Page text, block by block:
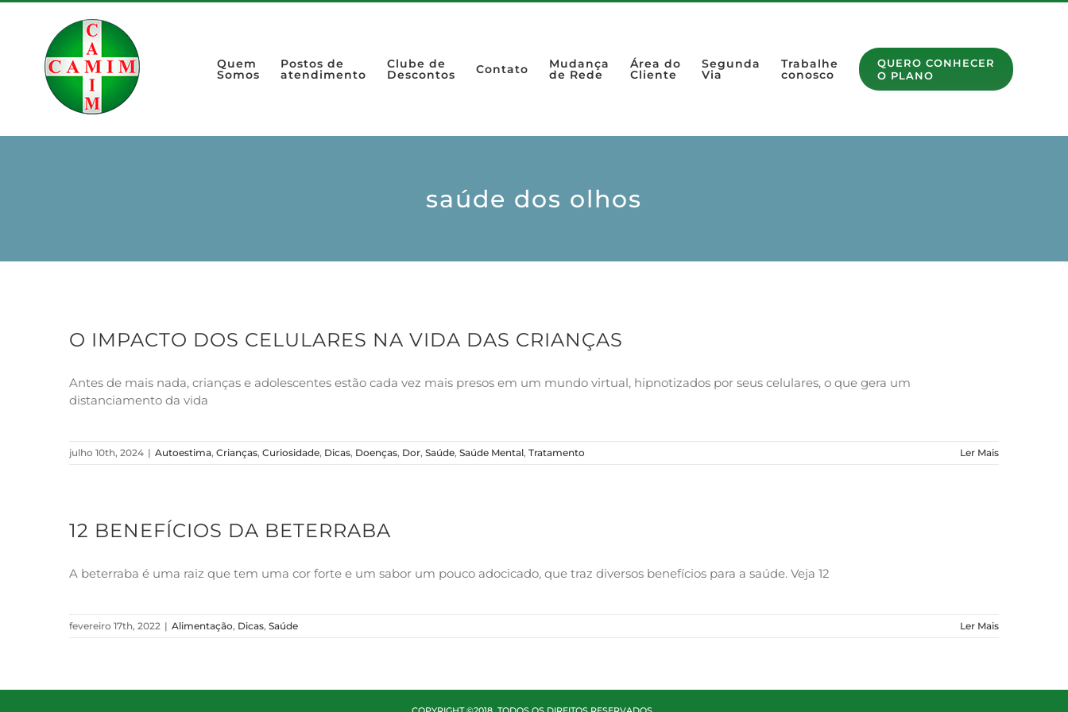
Quem
Somos
Postos de
atendimento
Clube de
Descontos Contato Mudança
de Rede
Área do
Cliente
Segunda
Via
Trabalhe
conosco
QUERO CONHECER
O PLANO
saúde dos olhos
O IMPACTO DOS CELULARES NA VIDA DAS CRIANÇAS
Antes de mais nada, crianças e adolescentes estão cada vez mais presos em um mundo virtual, hipnotizados por seus celulares, o que gera um
distanciamento da vida
julho 10th, 2024 | Autoestima, Crianças, Curiosidade, Dicas, Doenças, Dor, Saúde, Saúde Mental, Tratamento Ler Mais
12 BENEFÍCIOS DA BETERRABA
A beterraba é uma raiz que tem uma cor forte e um sabor um pouco adocicado, que traz diversos benefícios para a saúde. Veja 12
fevereiro 17th, 2022 | Alimentação, Dicas, Saúde Ler Mais